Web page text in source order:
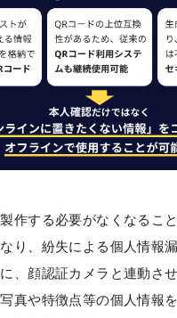
作する必要がなくなるこ
り、紛失による個人情報
、顔認証カメラと連動さ
真や特徴点等の個人情報